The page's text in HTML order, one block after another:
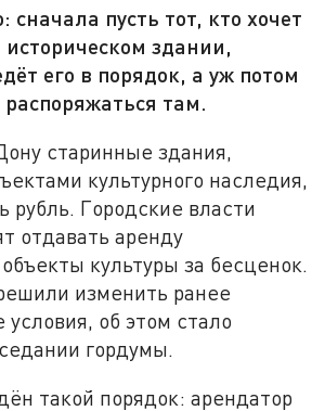
сначала пусть тот, кто хочет
историческом здании,
его в порядок, а уж потом
там.
старинные здания,
культурного наследия,
рубль. Городские власти
отдавать аренду
культуры за бесценок.
изменить ранее
об этом стало
гордумы.
такой порядок: арендатор